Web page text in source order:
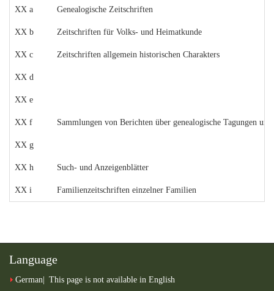
XX a Genealogische Zeitschriften
XX b Zeitschriften für Volks- und Heimatkunde
XX c Zeitschriften allgemein historischen Charakters
XX d
XX e
XX f Sammlungen von Berichten über genealogische Tagungen
XX g
XX h Such- und Anzeigenblätter
XX i Familienzeitschriften einzelner Familien
Language
German This page is not available in English